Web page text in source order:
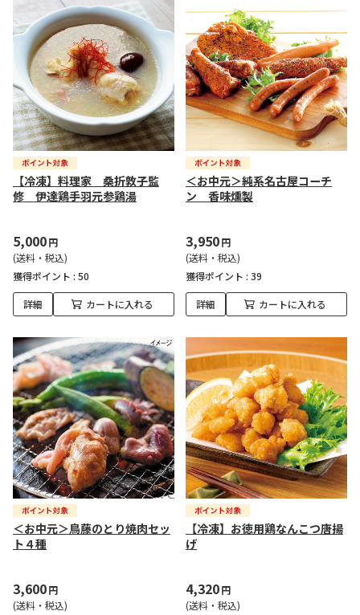
【冷凍】料理家 桑折敦子監
修 伊達鶏手羽元参鶏湯
5,000円
(送料・税込)
獲得ポイント : 50
詳細 カートに入れる
＜お中元＞純系名古屋コーチ
ン 香味燻製
3,950円
(送料・税込)
獲得ポイント : 39
詳細 カートに入れる
＜お中元＞鳥藤のとり焼肉セッ
ト４種
3,600円
(送料・税込)
【冷凍】お徳用鶏なんこつ唐揚
げ
4,320円
(送料・税込)